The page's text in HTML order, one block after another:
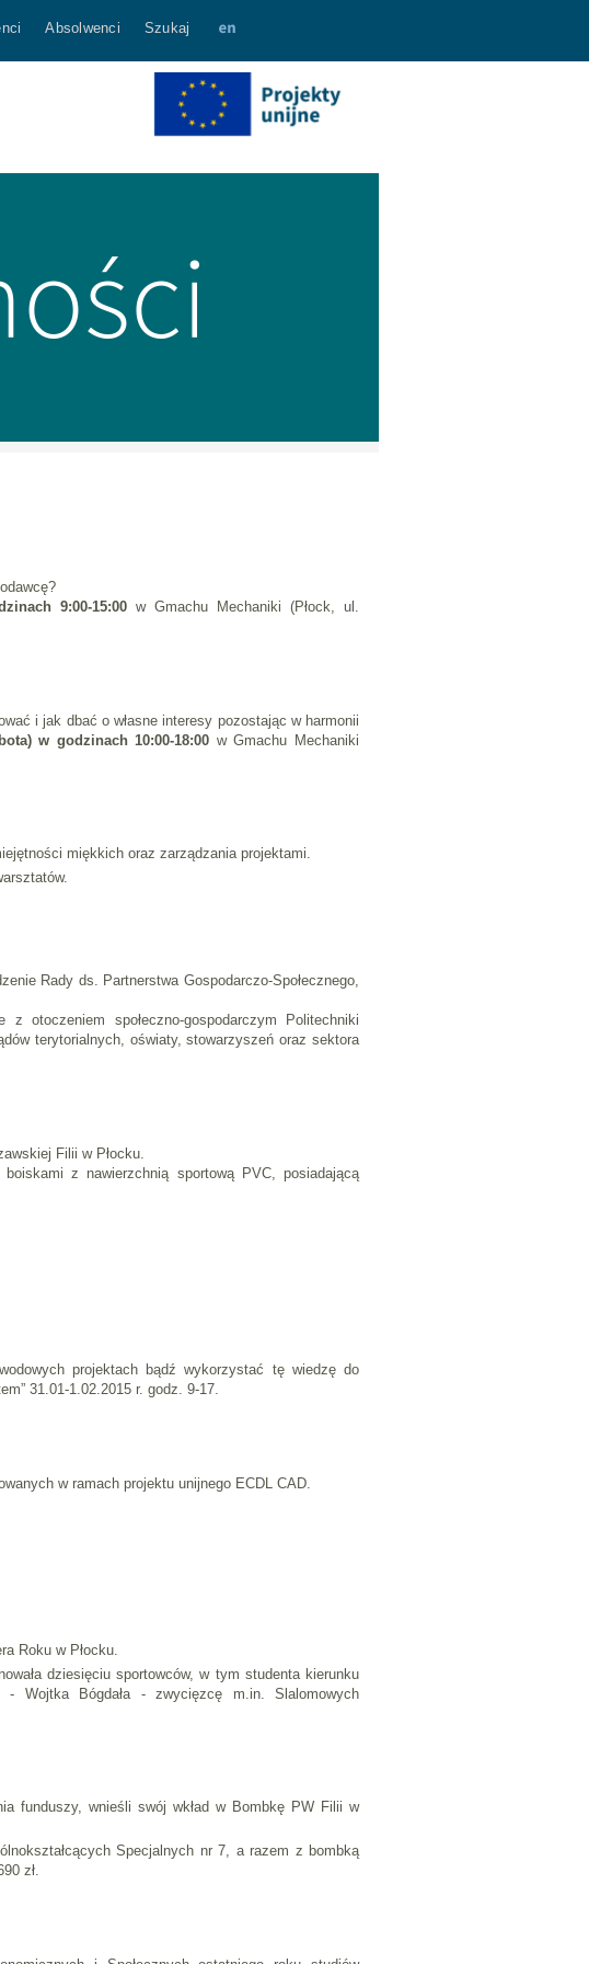
Absolwenci Szukaj
9:00-15:00 w Gmachu Mechaniki (Płock, ul.
i jak dbać o własne interesy pozostając w harmonii
w godzinach 10:00-18:00 w Gmachu Mechaniki
miękkich oraz zarządzania projektami.
Rady ds. Partnerstwa Gospodarczo-Społecznego,
otoczeniem społeczno-gospodarczym Politechniki
terytorialnych, oświaty, stowarzyszeń oraz sektora
Filii w Płocku.
z nawierzchnią sportową PVC, posiadającą
projektach bądź wykorzystać tę wiedzę do
31.01-1.02.2015 r. godz. 9-17.
w ramach projektu unijnego ECDL CAD.
Roku w Płocku.
dziesięciu sportowców, w tym studenta kierunku
Wojtka Bógdała - zwycięzcę m.in. Slalomowych
funduszy, wnieśli swój wkład w Bombkę PW Filii w
Specjalnych nr 7, a razem z bombką
zł.